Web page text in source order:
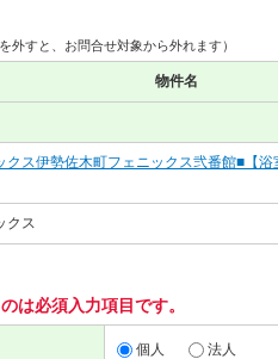
外すと、お問合せ対象から外れます）
物件名
クス伊勢佐木町フェニックス弐番館■【
クス
は必須入力項目です。
個人 法人